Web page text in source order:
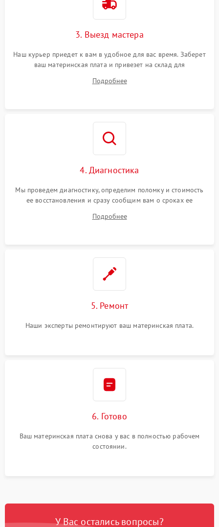
3. Выезд мастера
Наш курьер приедет к вам в удобное для вас время. Заберет
ваш материнская плата и привезет на склад для
Подробнее
4. Диагностика
Мы проведем диагностику, определим поломку и стоимость
ее восстановления и сразу сообщим вам о сроках ее
Подробнее
5. Ремонт
Наши эксперты ремонтируют ваш материнская плата.
6. Готово
Ваш материнская плата снова у вас в полностью рабочем
состоянии.
У Вас остались вопросы?